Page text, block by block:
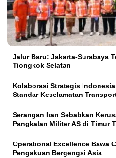
Jalur Baru: Jakarta-Surabaya
Tiongkok Selatan
Kolaborasi Strategis
Standar Keselamatan
Serangan Iran Sebabkan
Pangkalan Militer AS di Timur
Operational Excellence Bawa
Pengakuan Bergengsi Asia